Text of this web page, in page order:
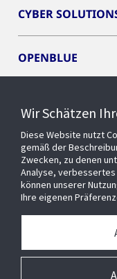
CYBER
OPENBLUE
EVENTS
Über uns
Wir Schätzen
Diese Website nutzt
gemäß der
Zwecken, zu denen
Analyse, verbessertes
können unserer
Ihre eigenen